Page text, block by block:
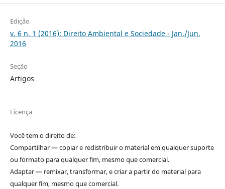
Edição
v. 6 n. 1 (2016): Direito Ambiental e Sociedade - Jan./Jun.
2016
Seção
Artigos
Licença
Você tem o direito de:
Compartilhar — copiar e redistribuir o material em qualquer suporte
ou formato para qualquer fim, mesmo que comercial.
Adaptar — remixar, transformar, e criar a partir do material para
qualquer fim, mesmo que comercial.